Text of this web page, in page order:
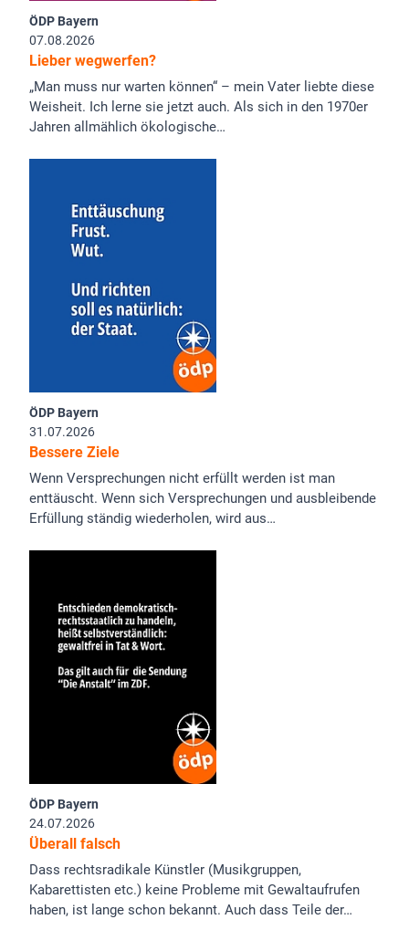
ÖDP Bayern
07.08.2026
Lieber wegwerfen?
„Man muss nur warten können“ – mein Vater liebte diese
Weisheit. Ich lerne sie jetzt auch. Als sich in den 1970er
Jahren allmählich ökologische…
ÖDP Bayern
31.07.2026
Bessere Ziele
Wenn Versprechungen nicht erfüllt werden ist man
enttäuscht. Wenn sich Versprechungen und ausbleibende
Erfüllung ständig wiederholen, wird aus…
ÖDP Bayern
24.07.2026
Überall falsch
Dass rechtsradikale Künstler (Musikgruppen,
Kabarettisten etc.) keine Probleme mit Gewaltaufrufen
haben, ist lange schon bekannt. Auch dass Teile der…